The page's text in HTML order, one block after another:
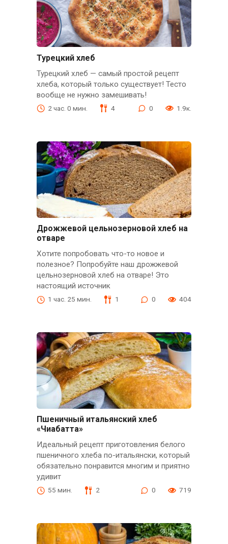
Турецкий хлеб
Турецкий хлеб — самый простой рецепт
хлеба, который только существует! Тесто
вообще не нужно замешивать!
2 час. 0 мин. 4 0 1.9к.
Дрожжевой цельнозерновой хлеб на
отваре
Хотите попробовать что-то новое и
полезное? Попробуйте наш дрожжевой
цельнозерновой хлеб на отваре! Это
настоящий источник
1 час. 25 мин. 1 0 404
Пшеничный итальянский хлеб
«Чиабатта»
Идеальный рецепт приготовления белого
пшеничного хлеба по-итальянски, который
обязательно понравится многим и приятно
удивит
55 мин. 2 0 719